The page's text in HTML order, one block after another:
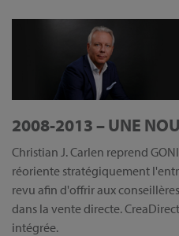
2008-2013 – UNE
Christian J. Carlen reprend
réoriente stratégiquement
revu afin d'offrir aux
dans la vente directe.
intégrée.